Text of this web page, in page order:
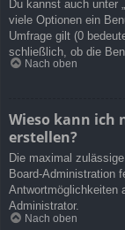
Du kannst auch unter
viele Optionen ein
Umfrage gilt (0
schließlich, ob die
Nach oben
Wieso kann
erstellen?
Die maximal
Board-Administration
Antwortmöglichkeiten
Administrator.
Nach oben